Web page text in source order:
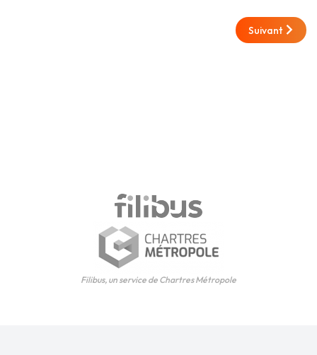
Suivant
Filibus, un service de Chartres Métropole